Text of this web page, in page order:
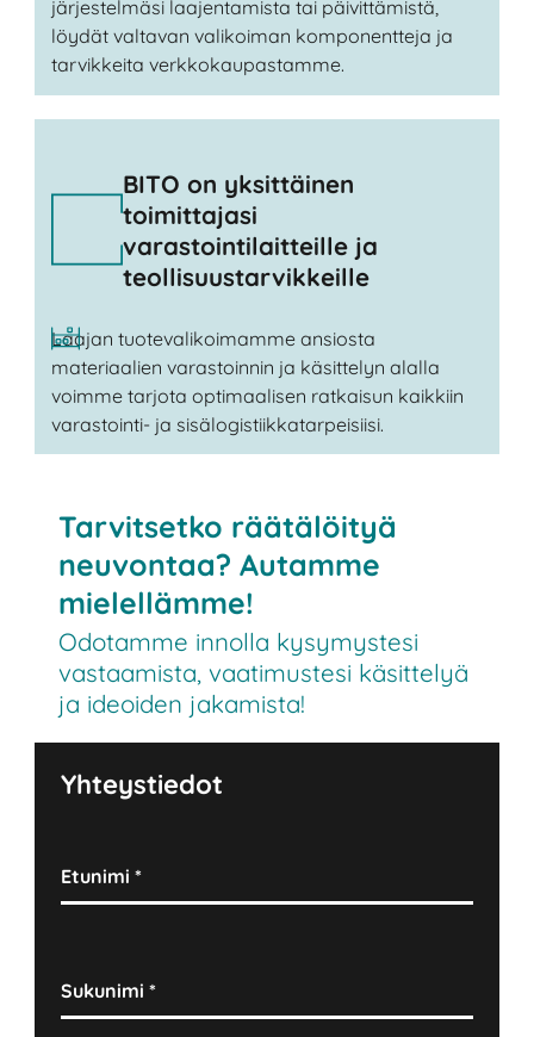
järjestelmäsi laajentamista tai päivittämistä,
löydät valtavan valikoiman komponentteja ja
tarvikkeita verkkokaupastamme.
BITO on yksittäinen
toimittajasi
varastointilaitteille ja
teollisuustarvikkeille
Laajan tuotevalikoimamme ansiosta
materiaalien varastoinnin ja käsittelyn alalla
voimme tarjota optimaalisen ratkaisun kaikkiin
varastointi- ja sisälogistiikkatarpeisiisi.
Tarvitsetko räätälöityä
neuvontaa? Autamme
mielellämme!
Odotamme innolla kysymystesi
vastaamista, vaatimustesi käsittelyä
ja ideoiden jakamista!
Yhteystiedot
Etunimi*
Sukunimi*